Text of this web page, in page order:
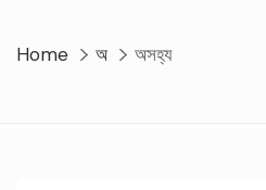
Home অ অসহ্য